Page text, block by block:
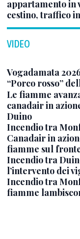
appartamento in
cestino, traffico
VIDEO
Vogadamata
“Porco rosso”
Le fiamme
canadair in
Duino
Incendio tra
Canadair in
fiamme sul
Incendio tra
l’intervento dei
Incendio tra
fiamme